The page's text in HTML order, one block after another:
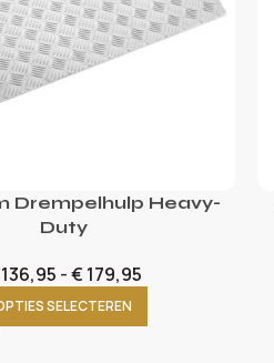
Drempelhulp Heavy-
Duty
136,95 -€ 179,95
SELECTEREN